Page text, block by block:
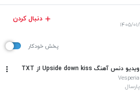
دنبال کردن
پخش خودکار
ویدیو دنس آهنگ Upside down kiss از TXT
Vesperia
پارسال